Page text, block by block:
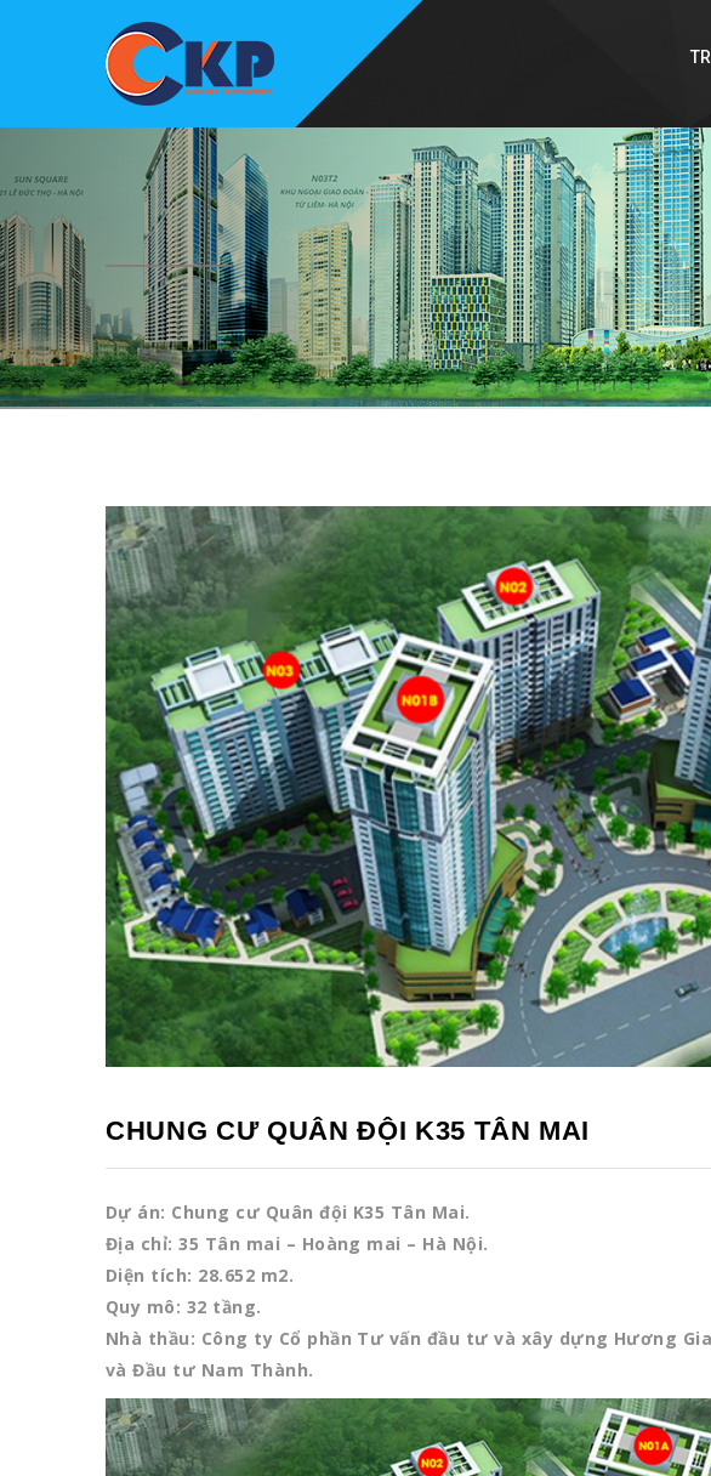
CHUNG CƯ QUÂN ĐỘI K35 TÂN MAI
Dự án: Chung cư Quân đội K35 Tân Mai.
Địa chỉ: 35 Tân mai – Hoàng mai – Hà Nội.
Diện tích: 28.652 m2.
Quy mô: 32 tầng.
Nhà thầu: Công ty Cổ phần Tư vấn đầu tư và xây dựng Hương
và Đầu tư Nam Thành.